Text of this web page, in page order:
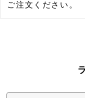
ご注文ください。